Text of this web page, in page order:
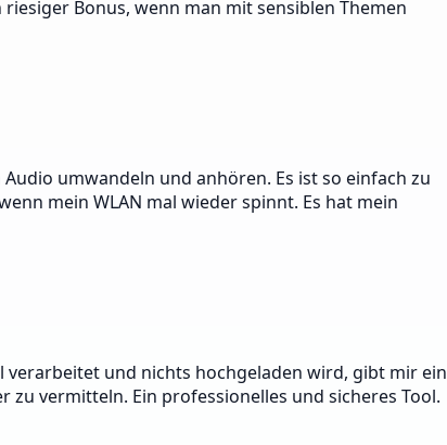
Bonus, wenn man mit sensiblen Themen
umwandeln und anhören. Es ist so einfach zu
mein WLAN mal wieder spinnt. Es hat mein
verarbeitet und nichts hochgeladen wird, gibt mir ein
vermitteln. Ein professionelles und sicheres Tool.